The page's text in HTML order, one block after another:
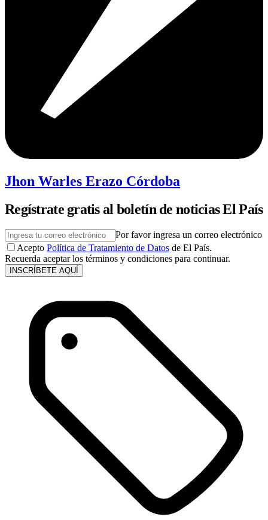
Jhon Warles Erazo Córdoba
Regístrate gratis al boletín de noticias El País
Por favor ingresa un correo electrónico
Acepto Política de Tratamiento de Datos de El País.
Recuerda aceptar los términos y condiciones para continuar.
INSCRÍBETE AQUÍ